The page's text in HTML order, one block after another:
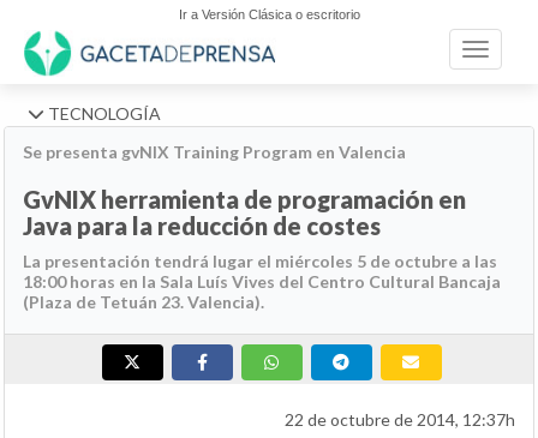
Ir a Versión Clásica o escritorio
Toggle
TECNOLOGÍA
Se presenta gvNIX Training Program en Valencia
GvNIX herramienta de programación en
Java para la reducción de costes
La presentación tendrá lugar el miércoles 5 de octubre a las
18:00 horas en la Sala Luís Vives del Centro Cultural Bancaja
(Plaza de Tetuán 23. Valencia).
22 de octubre de 2014, 12:37h